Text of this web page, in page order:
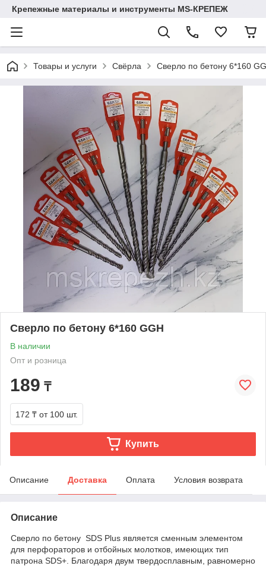
Крепежные материалы и инструменты MS-КРЕПЕЖ
Товары и услуги Свёрла Сверло по бетону 6*160
Сверло по бетону 6*160 GGH
В наличии
Опт и розница
189 ₸
172 ₸ от 100 шт.
Купить
Описание Доставка Оплата Условия возврата
Описание
Сверло по бетону SDS Plus является сменным элементом
для перфораторов и отбойных молотков, имеющих тип
патрона SDS+. Благодаря двум твердосплавным, равномерно